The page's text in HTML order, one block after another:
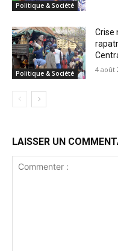
Politique & Société
Politique & Société
Crise
4 août
LAISSER UN